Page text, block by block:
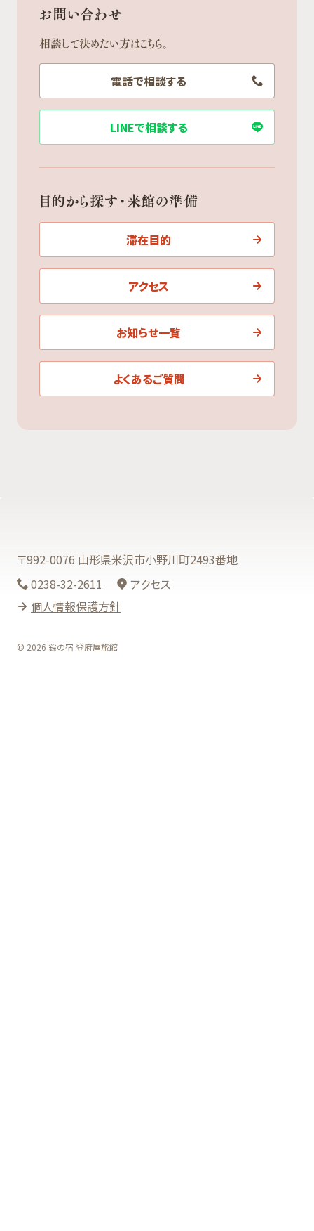
お問い合わせ
相談して決めたい方はこちら。
電話で相談する
LINEで相談する
目的から探す・来館の準備
滞在目的
アクセス
お知らせ一覧
よくあるご質問
〒992-0076 山形県米沢市小野川町2493番地
0238-32-2611
アクセス
個人情報保護方針
© 2026 鈴の宿 登府屋旅館